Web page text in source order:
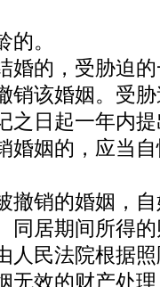
。
，受胁迫的
销该婚姻。受
之日起一年内
婚姻的，应当
的婚姻，自
同居期间所得
人民法院根据
无效的财产处